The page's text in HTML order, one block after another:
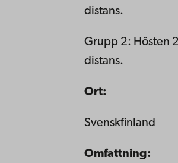
distans.
Grupp 2: Hösten
distans.
Ort:
Svenskfinland
Omfattning: